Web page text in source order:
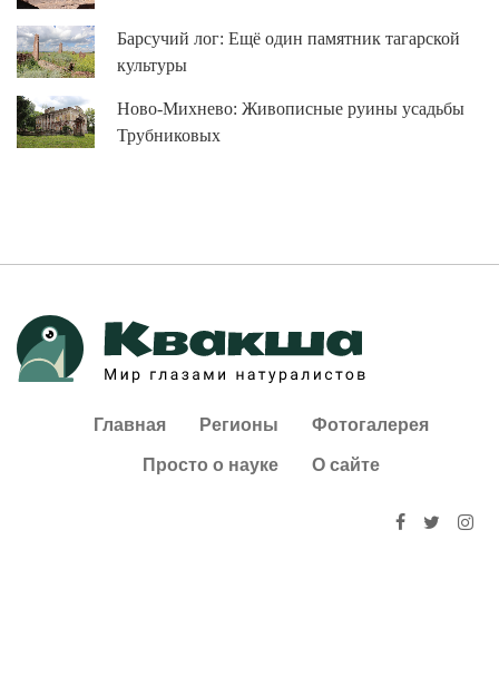
Барсучий лог: Ещё один памятник тагарской
культуры
Ново-Михнево: Живописные руины усадьбы
Трубниковых
Главная Регионы Фотогалерея
Просто о науке О сайте